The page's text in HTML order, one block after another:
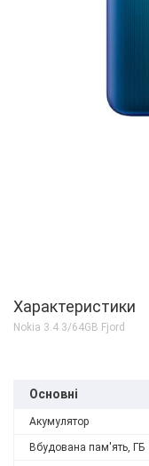
Характеристики
Nokia 3.4 3/64GB Fjord
Основні
Акумулятор
Вбудована пам'ять, ГБ